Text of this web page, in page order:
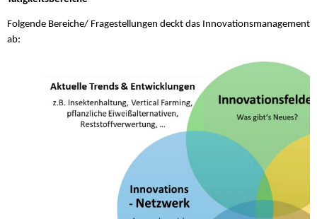
Folgende Bereiche/ Fragestellungen deckt das Innovationsmanagement
ab: